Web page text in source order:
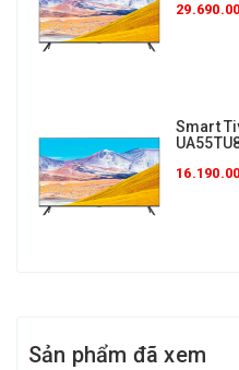
Smart
Sản phẩm đã xem